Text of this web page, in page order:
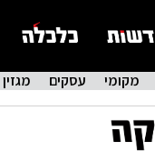
מקומי עסקים מגזין